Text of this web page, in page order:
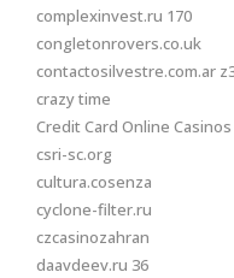
complexinvest.ru 170
congletonrovers.co.uk
contactosilvestre.com.ar
crazy time
Credit Card Online Casinos
csri-sc.org
cultura.cosenza
cyclone-filter.ru
czcasinozahran
daavdeev.ru 36